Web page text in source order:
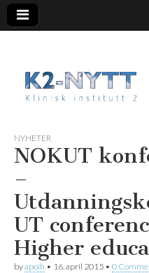
K2
NYHETER
NOKUT
–
UT
Higher
byapoih • 16. april 2015 • 0